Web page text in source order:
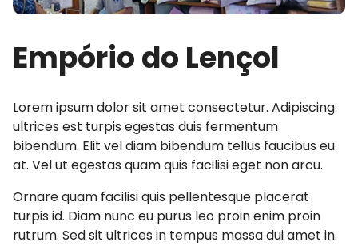
Empório do Lençol
Lorem ipsum dolor sit amet consectetur. Adipiscing
ultrices est turpis egestas duis fermentum
bibendum. Elit vel diam bibendum tellus faucibus eu
at. Vel ut egestas quam quis facilisi eget non arcu.
Ornare quam facilisi quis pellentesque placerat
turpis id. Diam nunc eu purus leo proin enim proin
rutrum. Sed sit ultrices in tempus massa dui amet in.